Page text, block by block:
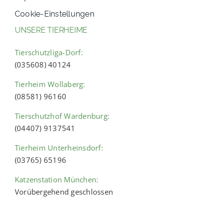
Cookie-Einstellungen
UNSERE TIERHEIME
Tierschutzliga-Dorf:
(035608) 40124
Tierheim Wollaberg:
(08581) 96160
Tierschutzhof Wardenburg:
(04407) 9137541
Tierheim Unterheinsdorf:
(03765) 65196
Katzenstation München:
Vorübergehend geschlossen